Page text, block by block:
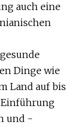
auch eine
Dinge wie
Land auf bis
Einführung
und -